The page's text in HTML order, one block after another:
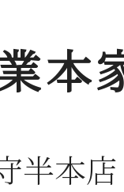
本
半本